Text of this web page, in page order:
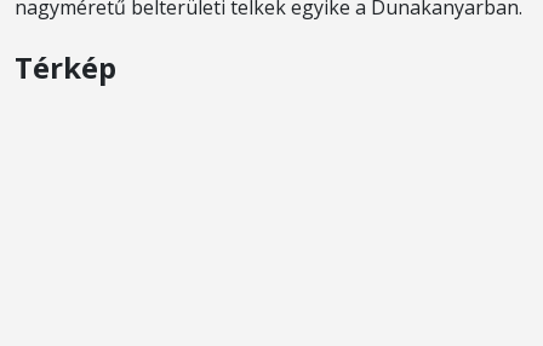
nagyméretű belterületi telkek egyike a Dunakanyarban.
Térkép